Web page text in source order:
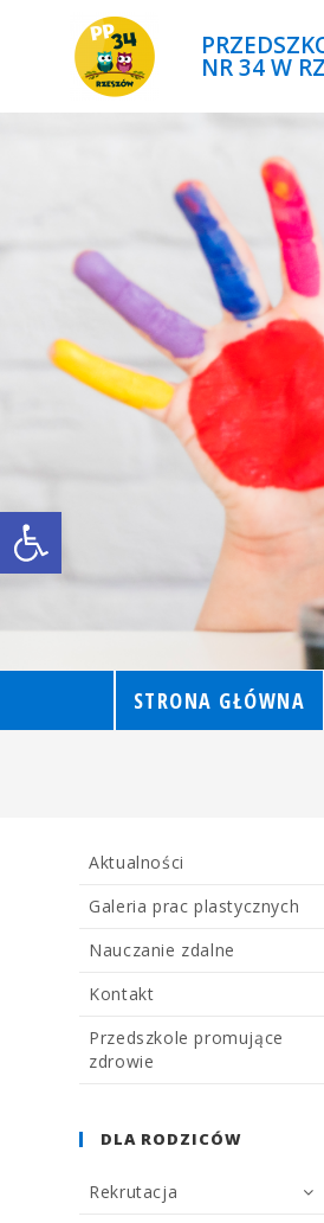
Open toolbar
NR 34 W
STRONA GŁÓWNA
Aktualności
Galeria prac plastycznych
Nauczanie zdalne
Kontakt
Przedszkole promujące
zdrowie
DLA RODZICÓW
Rekrutacja